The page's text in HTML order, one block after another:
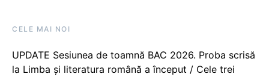
CELE MAI NOI
UPDATE Sesiunea de toamnă BAC 2026. Proba scrisă
la Limba și literatura română a început / Cele trei